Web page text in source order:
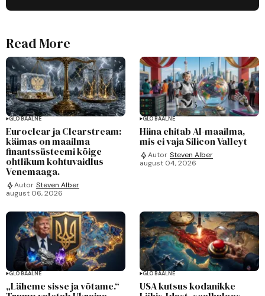
Read More
GLOBAALNE
Euroclear ja Clearstream:
käimas on maailma
finantssüsteemi kõige
ohtlikum kohtuvaidlus
Venemaaga.
Autor Steven Alber
august 06, 2026
GLOBAALNE
Hiina ehitab AI-maailma,
mis ei vaja Silicon Valleyt
Autor Steven Alber
august 04, 2026
GLOBAALNE
„Läheme sisse ja võtame.“
GLOBAALNE
USA kutsus kodanikke